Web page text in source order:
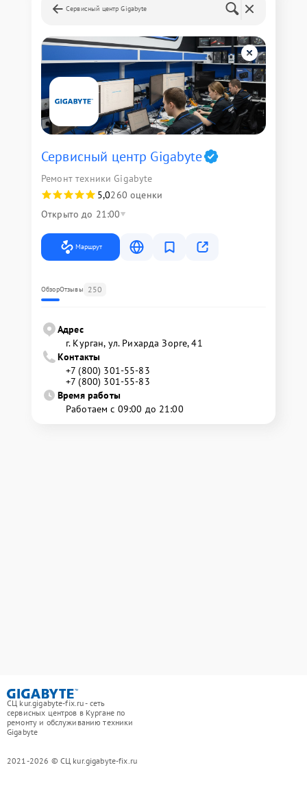
Сервисный центр Gigabyte
Сервисный центр Gigabyte
Ремонт техники Gigabyte
5,0260 оценки
Открыто до 21:00
Маршрут
ОбзорОтзывы 250
Адрес
г. Курган, ул. Рихарда Зорге, 41
Контакты
+7 (800) 301-55-83
+7 (800) 301-55-83
Время работы
Работаем с 09:00 до 21:00
СЦ kur.gigabyte-fix.ru - сеть
сервисных центров в Кургане по
ремонту и обслуживанию техники
Gigabyte
2021-2026 © СЦ kur.gigabyte-fix.ru